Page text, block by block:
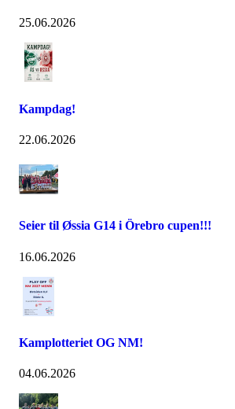
25.06.2026
Kampdag!
22.06.2026
Seier til Øssia G14 i Örebro cupen!!!
16.06.2026
Kamplotteriet OG NM!
04.06.2026